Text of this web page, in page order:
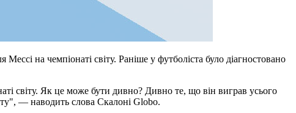
на чемпіонаті світу. Раніше у футболіста було діагностовано
світу. Як це може бути дивно? Дивно те, що він виграв усього
— наводить слова Скалоні Globo.